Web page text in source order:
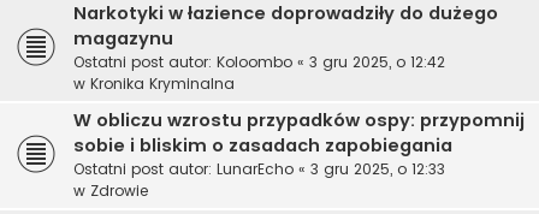
Narkotyki w łazience doprowadziły do dużego
magazynu
Ostatni post autor: Koloombo « 3 gru 2025, o 12:42
w Kronika Kryminalna
W obliczu wzrostu przypadków ospy: przypomnij
sobie i bliskim o zasadach zapobiegania
Ostatni post autor: LunarEcho « 3 gru 2025, o 12:33
w Zdrowie